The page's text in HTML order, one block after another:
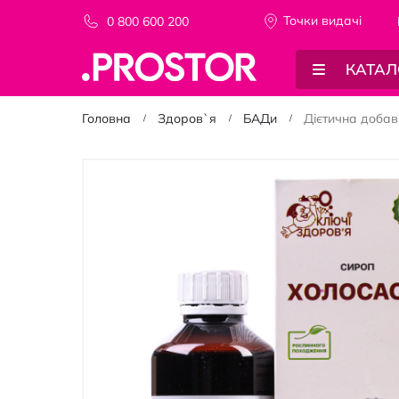
0 800 600 200 Точки видачi
Головна Здоров`я БАДи Дієтична